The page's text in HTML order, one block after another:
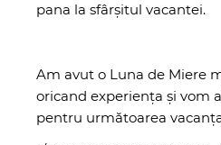
pana la sfârșitul vacantei.
Am avut o Luna de Miere
oricand experiența și vom
pentru următoarea